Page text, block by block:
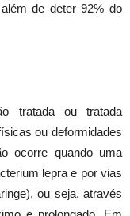
de deter 92% do
tratada ou tratada
ou deformidades
ocorre quando uma
lepra e por vias
ou seja, através